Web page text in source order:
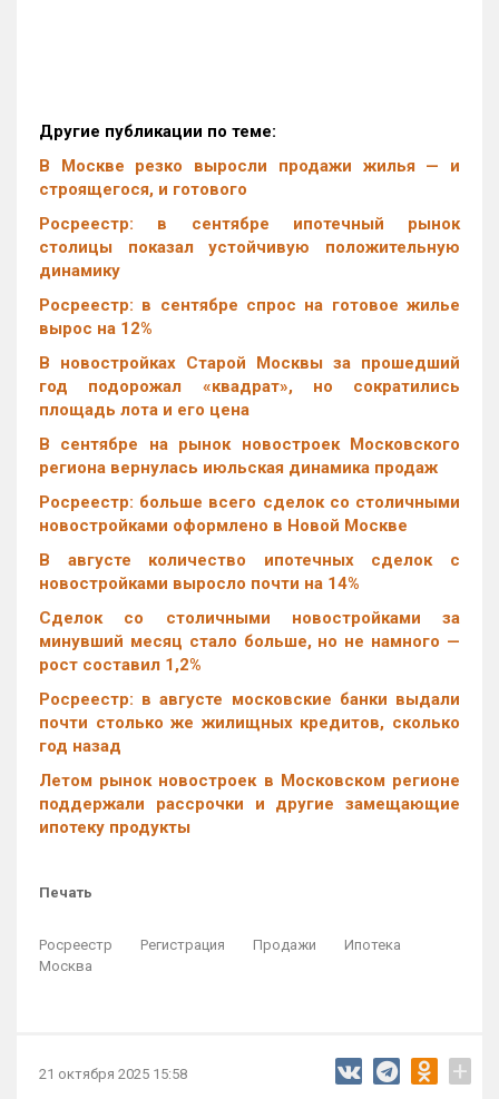
Другие публикации по теме:
В Москве резко выросли продажи жилья — и
строящегося, и готового
Росреестр: в сентябре ипотечный рынок
столицы показал устойчивую положительную
динамику
Росреестр: в сентябре спрос на готовое жилье
вырос на 12%
В новостройках Старой Москвы за прошедший
год подорожал «квадрат», но сократились
площадь лота и его цена
В сентябре на рынок новостроек Московского
региона вернулась июльская динамика продаж
Росреестр: больше всего сделок со столичными
новостройками оформлено в Новой Москве
В августе количество ипотечных сделок с
новостройками выросло почти на 14%
Cделок со столичными новостройками за
минувший месяц стало больше, но не намного —
рост составил 1,2%
Росреестр: в августе московские банки выдали
почти столько же жилищных кредитов, сколько
год назад
Летом рынок новостроек в Московском регионе
поддержали рассрочки и другие замещающие
ипотеку продукты
Печать
Росреестр Регистрация Продажи
Ипотека
Москва
21 октября 2025 15:58 +